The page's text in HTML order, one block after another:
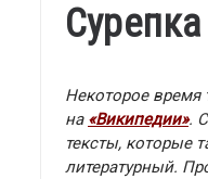
Некоторое время
на «Википедии».
тексты, которые
литературный.